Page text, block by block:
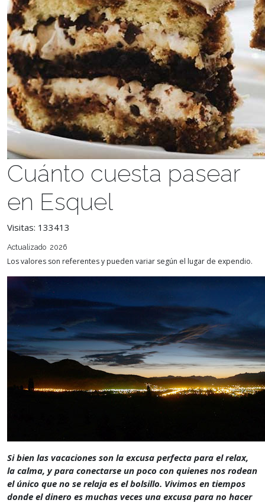
Cuánto cuesta pasear
en Esquel
Visitas: 133413
Actualizado 2026
Los valores son referentes y pueden variar según el lugar de expendio.
Si bien las vacaciones son la excusa perfecta para el relax,
la calma, y para conectarse un poco con quienes nos rodean
el único que no se relaja es el bolsillo. Vivimos en tiempos
donde el dinero es muchas veces una excusa para no hacer